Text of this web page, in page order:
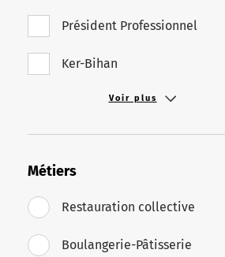
Président Professionnel
Ker-Bihan
Voir plus
Métiers
Restauration collective
Boulangerie-Pâtisserie